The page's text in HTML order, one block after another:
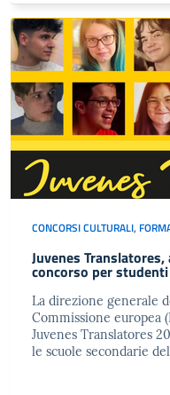
CONCORSI CULTURALI,
Juvenes
concorso per studenti
La direzione generale
Commissione europea
Juvenes Translatores
le scuole secondarie